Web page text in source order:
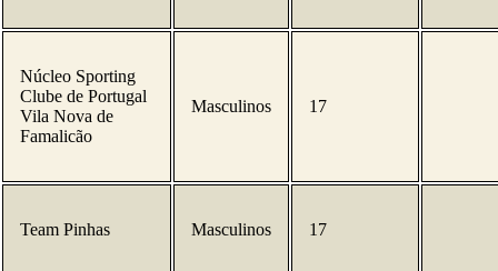
Núcleo Sporting
Clube de Portugal
Vila Nova de
Famalicão
Masculinos 17
Team Pinhas Masculinos 17